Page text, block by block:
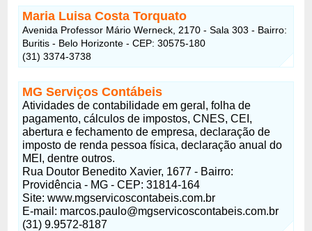
Maria Luisa Costa Torquato
Avenida Professor Mário Werneck, 2170 - Sala 303 - Bairro:
Buritis - Belo Horizonte - CEP: 30575-180
(31) 3374-3738
MG Serviços Contábeis
Atividades de contabilidade em geral, folha de
pagamento, cálculos de impostos, CNES, CEI,
abertura e fechamento de empresa, declaração de
imposto de renda pessoa física, declaração anual do
MEI, dentre outros.
Rua Doutor Benedito Xavier, 1677 - Bairro:
Providência - MG - CEP: 31814-164
Site: www.mgservicoscontabeis.com.br
E-mail: marcos.paulo@mgservicoscontabeis.com.br
(31) 9.9572-8187